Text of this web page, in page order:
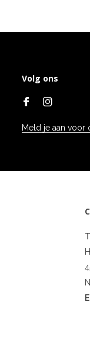
Volg ons
Meld je aan voor